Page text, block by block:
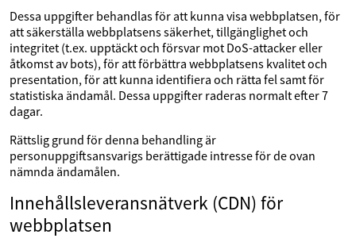
Dessa uppgifter behandlas för att kunna visa webbplatsen, för
att säkerställa webbplatsens säkerhet, tillgänglighet och
integritet (t.ex. upptäckt och försvar mot DoS-attacker eller
åtkomst av bots), för att förbättra webbplatsens kvalitet och
presentation, för att kunna identifiera och rätta fel samt för
statistiska ändamål. Dessa uppgifter raderas normalt efter 7
dagar.
Rättslig grund för denna behandling är
personuppgiftsansvarigs berättigade intresse för de ovan
nämnda ändamålen.
Innehållsleveransnätverk (CDN) för
webbplatsen